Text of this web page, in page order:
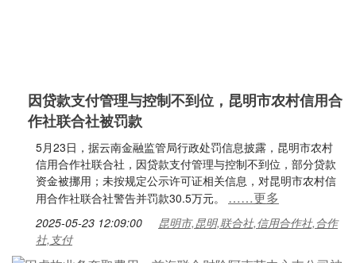
因贷款支付管理与控制不到位，昆明市农村信用合
作社联合社被罚款
5月23日，据云南金融监管局行政处罚信息披露，昆明市农村
信用合作社联合社，因贷款支付管理与控制不到位，部分贷款
资金被挪用；未按规定公示许可证相关信息，对昆明市农村信
用合作社联合社警告并罚款30.5万元。 ……更多
2025-05-23 12:09:00
昆明市,昆明,联合社,信用合作社,合作
社,支付